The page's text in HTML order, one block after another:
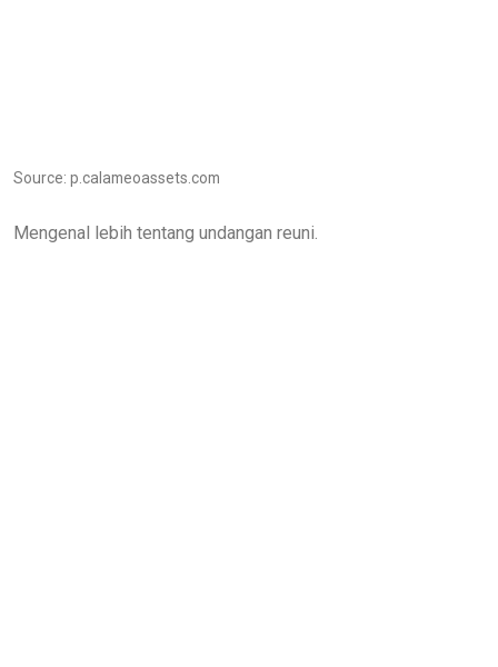
Source: p.calameoassets.com
Mengenal lebih tentang undangan reuni.